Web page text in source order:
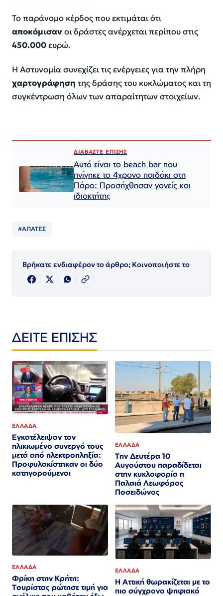
Το παράνομο κέρδος που εκτιμάται ότι
αποκόμισανοι δράστες ανέρχεται περίπου στις
450.000ευρώ.
Η Αστυνομία συνεχίζει τις ενέργειες για την πλήρη
χαρτογράφηση της δράσης του κυκλώματος και τη
συγκέντρωση όλων των απαραίτητων στοιχείων.
ΔΙΑΒΑΣΤΕ ΕΠΙΣΗΣ
Αυτό είναι το beach bar που
πνίγηκε το 4χρονο παιδάκι στη
Πάρο: Προσήχθησαν γονείς και
ιδιοκτήτης
#ΑΠΑΤΕΣ
Βρήκατε ενδιαφέρον το άρθρο; Κοινοποιήστε το
ΔΕΙΤΕ ΕΠΙΣΗΣ
ΕΛΛΑΔΑ
Εγκατέλειψαν τον
ηλικιωμένο συνεργό τους
μετά από ηλεκτροπληξία:
Προφυλακίστηκαν οι δύο
κατηγορούμενοι
ΕΛΛΑΔΑ
Την Δευτέρα 10
Αυγούστου παραδίδεται
στην κυκλοφορία η
Παλαιά Λεωφόρος
Ποσειδώνος
ΕΛΛΑΔΑ
Φρίκη στην Κρήτη:
Τουρίστας ρώτησε τιμή για
ΕΛΛΑΔΑ
Η Αττική θωρακίζεται με το
πιο σύγχρονο ψηφιακό